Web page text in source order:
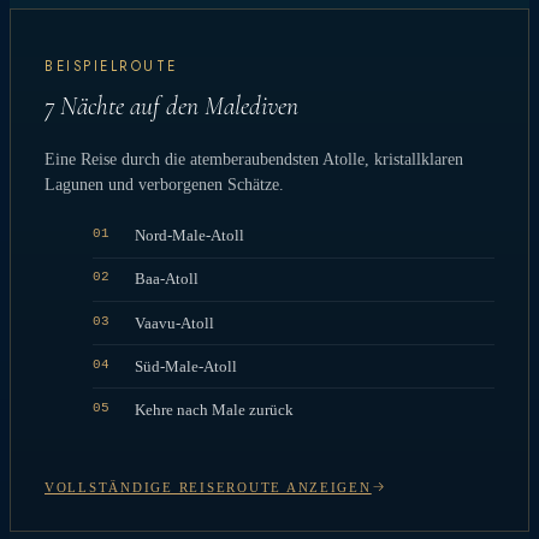
BEISPIELROUTE
7 Nächte auf den Malediven
Eine Reise durch die atemberaubendsten Atolle, kristallklaren
Lagunen und verborgenen Schätze.
01 Nord-Male-Atoll
02 Baa-Atoll
03 Vaavu-Atoll
04 Süd-Male-Atoll
05 Kehre nach Male zurück
VOLLSTÄNDIGE REISEROUTE ANZEIGEN